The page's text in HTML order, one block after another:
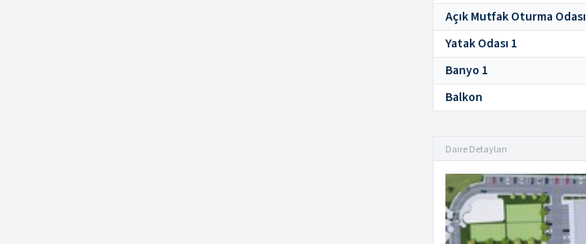
Açık Mutfak Oturma Odası
Yatak Odası 1
Banyo 1
Balkon
Daire Detayları